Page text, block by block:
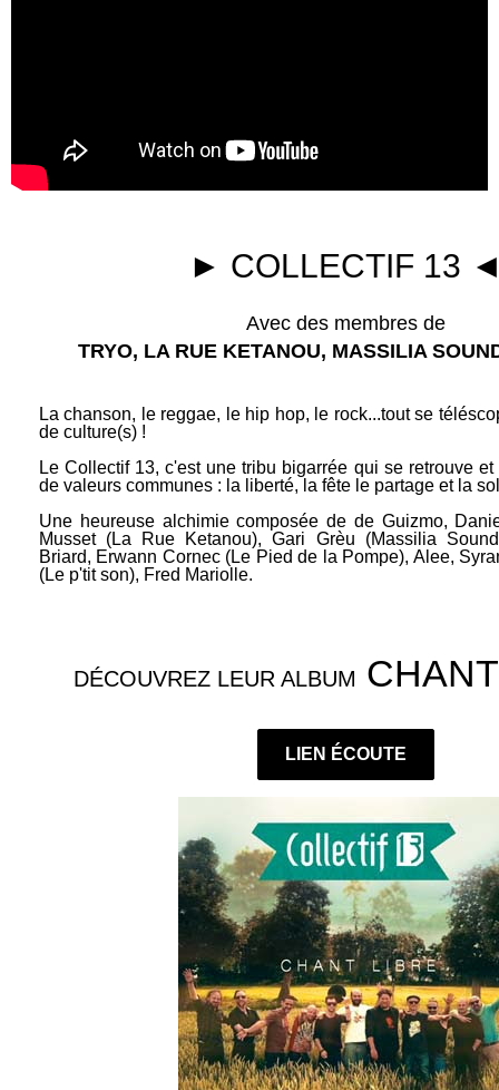
► COLLECTIF 13
Avec des membres de
TRYO, LA RUE KETANOU, MASSILIA
La chanson, le reggae, le hip hop, le rock...tout se
de culture(s) !
Le Collectif 13, c'est une tribu bigarrée qui se retrouve
de valeurs communes : la liberté, la fête le partage et la
Une heureuse alchimie composée de de Guizmo,
Musset (La Rue Ketanou), Gari Grèu (Massilia
Briard, Erwann Cornec (Le Pied de la Pompe), Alee,
(Le p'tit son), Fred Mariolle.
DÉCOUVREZ LEUR ALBUM
LIEN ÉCOUTE